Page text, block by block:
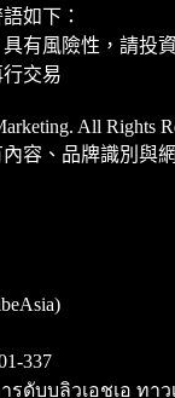
如下：
有風險性，請投
交易
All Rights
容、品牌識別與
337
ารดับบลิวเอชเอ ทา